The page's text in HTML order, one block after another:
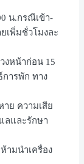
น.กรณีเข้า-
เพิ่มชั่วโมงละ
งหน้าก่อน 15
ารพัก ทาง
ย ความเสีย
ลและรักษา
ามนำเครื่อง